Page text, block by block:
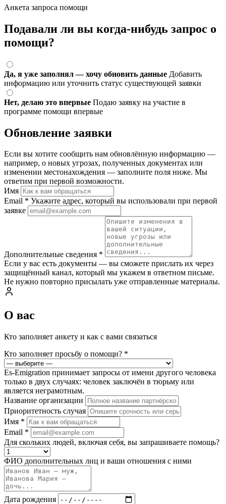
Анкета запроса помощи
Подавали ли вы когда-нибудь запрос о
помощи?
Да, я уже заполнял — хочу обновить данные Добавить
информацию или уточнить статус существующей заявки
Нет, делаю это впервые Подаю заявку на участие в
программе помощи впервые
Обновление заявки
Если вы хотите сообщить нам обновлённую информацию —
например, о новых угрозах, полученных документах или
изменении местонахождения — заполните поля ниже. Мы
ответим при первой возможности.
Имя
Email * Укажите адрес, который вы использовали при первой
заявке
Дополнительные сведения *
Если у вас есть документы — вы сможете прислать их через
защищённый канал, который мы укажем в ответном письме.
Не нужно повторно присылать уже отправленные материалы.
О вас
Кто заполняет анкету и как с вами связаться
Кто заполняет просьбу о помощи? *
Es-Emigration принимает запросы от имени другого человека
только в двух случаях: человек заключён в тюрьму или
является неграмотным.
Название организации
Приоритетность случая
Имя *
Email *
Для скольких людей, включая себя, вы запрашиваете помощь?
ФИО дополнительных лиц и ваши отношения с ними
Дата рождения